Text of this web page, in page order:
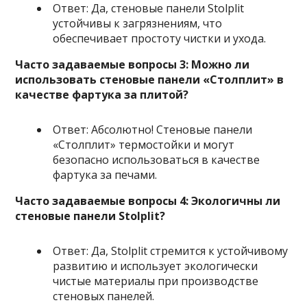
Ответ: Да, стеновые панели Stolplit
устойчивы к загрязнениям, что
обеспечивает простоту чистки и ухода.
Часто задаваемые вопросы 3: Можно ли
использовать стеновые панели «Столплит» в
качестве фартука за плитой?
Ответ: Абсолютно! Стеновые панели
«Столплит» термостойки и могут
безопасно использоваться в качестве
фартука за печами.
Часто задаваемые вопросы 4: Экологичны ли
стеновые панели Stolplit?
Ответ: Да, Stolplit стремится к устойчивому
развитию и использует экологически
чистые материалы при производстве
стеновых панелей.